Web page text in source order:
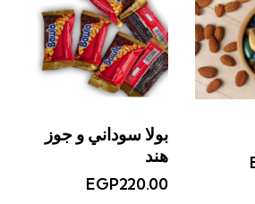
بولا سوداني و جوز
هند
EGP220.00